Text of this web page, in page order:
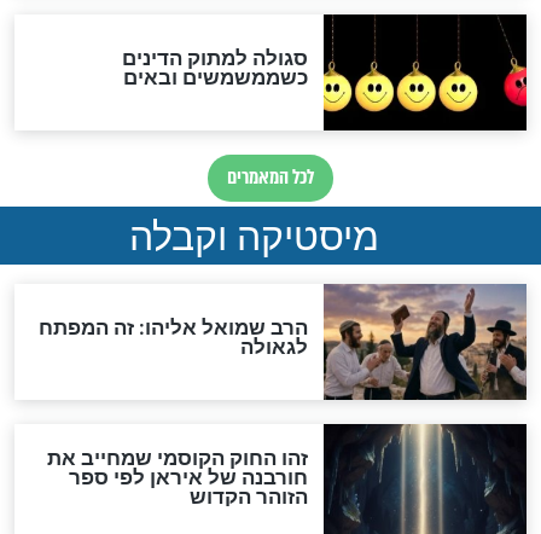
מה יהיה בימות המשיח?
"לפני הגאולה תהיה אפיקורסות
והכחשה גדולה מאוד של
האמונה"
האם לאחר בוא המשיח יהיה
אפשר לחזור בתשובה?